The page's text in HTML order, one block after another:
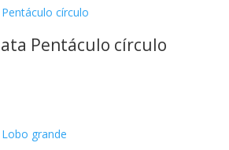
Pentáculo círculo